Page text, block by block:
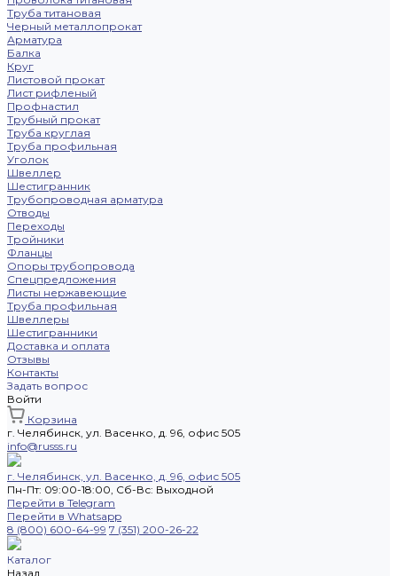
Труба титановая
Черный металлопрокат
Арматура
Балка
Круг
Листовой прокат
Лист рифленый
Профнастил
Трубный прокат
Труба круглая
Труба профильная
Уголок
Швеллер
Шестигранник
Трубопроводная арматура
Отводы
Переходы
Тройники
Фланцы
Опоры трубопровода
Спецпредложения
Листы нержавеющие
Труба профильная
Швеллеры
Шестигранники
Доставка и оплата
Отзывы
Контакты
Задать вопрос
Войти
Корзина
г. Челябинск, ул. Васенко, д. 96, офис 505
info@russs.ru
г. Челябинск, ул. Васенко, д. 96, офис 505
Пн-Пт: 09:00-18:00, Cб-Вс: Выходной
Перейти в Telegram
Перейти в Whatsapp
8 (800) 600-64-99 7 (351) 200-26-22
Каталог
Назад